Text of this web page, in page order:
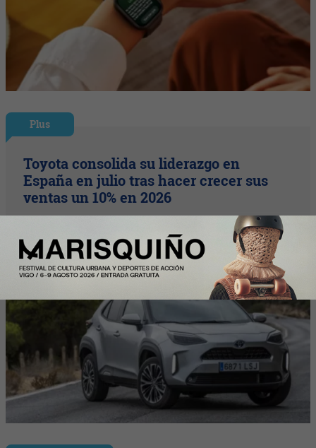
Plus
Toyota consolida su liderazgo en
España en julio tras hacer crecer sus
ventas un 10% en 2026